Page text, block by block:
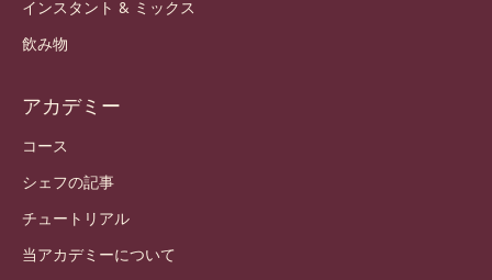
インスタント & ミックス
飲み物
アカデミー
コース
シェフの記事
チュートリアル
当アカデミーについて